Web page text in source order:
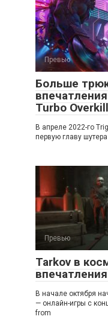
Превью
Больше
Turbo Overkill
В апреле 2022-го
первую главу
Превью
Tarkov в
В начале октября
— онлайн-игры с
from